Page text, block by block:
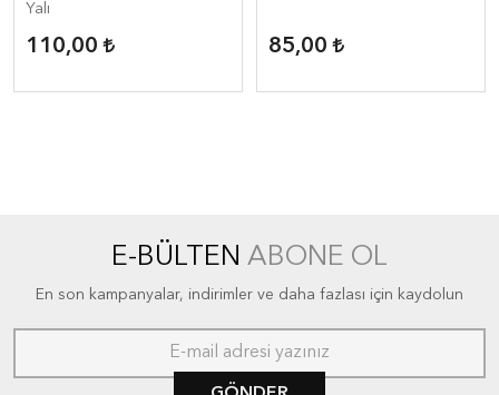
Yalı
110,00 85,00
E-BÜLTEN ABONE OL
En son kampanyalar, indirimler ve daha fazlası için kaydolun